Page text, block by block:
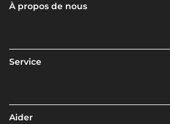
À propos de nous
Service
Aider